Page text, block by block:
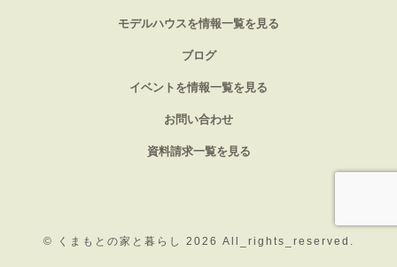
モデルハウスを情報一覧を見る
ブログ
イベントを情報一覧を見る
お問い合わせ
資料請求一覧を見る
© くまもとの家と暮らし 2026 All_rights_reserved.